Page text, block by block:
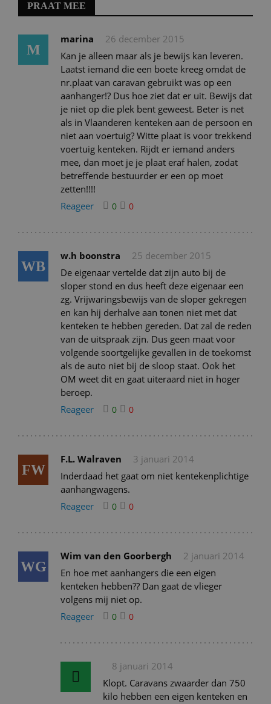
PRAAT MEE
M
marina
26 december 2015
Kan je alleen maar als je bewijs kan leveren.
Laatst iemand die een boete kreeg omdat de
nr.plaat van caravan gebruikt was op een
aanhanger!? Dus hoe ziet dat er uit. Bewijs dat
je niet op die plek bent geweest. Beter is net
als in Vlaanderen kenteken aan de persoon en
niet aan voertuig? Witte plaat is voor trekkend
voertuig kenteken. Rijdt er iemand anders
mee, dan moet je je plaat eraf halen, zodat
betreffende bestuurder er een op moet
zetten!!!!
Reageer
0 0
WB
w.h boonstra
25 december 2015
De eigenaar vertelde dat zijn auto bij de
sloper stond en dus heeft deze eigenaar een
zg. Vrijwaringsbewijs van de sloper gekregen
en kan hij derhalve aan tonen niet met dat
kenteken te hebben gereden. Dat zal de reden
van de uitspraak zijn. Dus geen maat voor
volgende soortgelijke gevallen in de toekomst
als de auto niet bij de sloop staat. Ook het
OM weet dit en gaat uiteraard niet in hoger
beroep.
Reageer
0 0
FW
F.L. Walraven
3 januari 2014
Inderdaad het gaat om niet kentekenplichtige
aanhangwagens.
Reageer
0 0
WG
Wim van den Goorbergh
2 januari 2014
En hoe met aanhangers die een eigen
kenteken hebben?? Dan gaat de vlieger
volgens mij niet op.
Reageer
0 0
8 januari 2014
Klopt. Caravans zwaarder dan 750
kilo hebben een eigen kenteken en